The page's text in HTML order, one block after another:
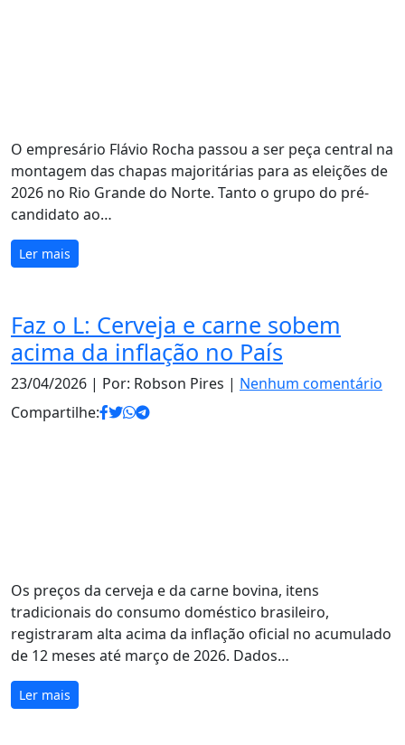
O empresário Flávio Rocha passou a ser peça central na
montagem das chapas majoritárias para as eleições de
2026 no Rio Grande do Norte. Tanto o grupo do pré-
candidato ao…
Ler mais
Faz o L: Cerveja e carne sobem
acima da inflação no País
23/04/2026 | Por: Robson Pires | Nenhum comentário
Compartilhe:
Os preços da cerveja e da carne bovina, itens
tradicionais do consumo doméstico brasileiro,
registraram alta acima da inflação oficial no acumulado
de 12 meses até março de 2026. Dados…
Ler mais